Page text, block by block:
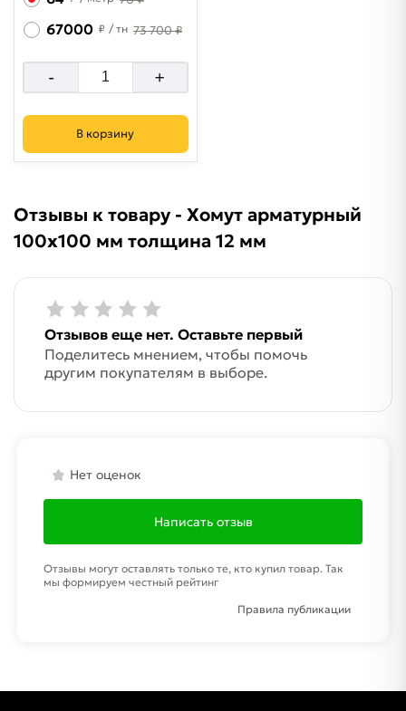
67000 ₽ / тн 73 700 ₽
- +
В корзину
Отзывы к товару - Хомут арматурный
100х100 мм толщина 12 мм
Отзывов еще нет. Оставьте первый
Поделитесь мнением, чтобы помочь
другим покупателям в выборе.
Нет оценок
Написать отзыв
Отзывы могут оставлять только те, кто купил товар. Так
мы формируем честный рейтинг
Правила публикации